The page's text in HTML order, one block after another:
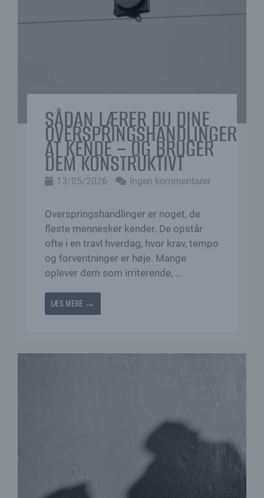
SÅDAN LÆRER DU DINE
OVERSPRINGSHANDLINGER
AT KENDE – OG BRUGER
DEM KONSTRUKTIVT
13/05/2026 Ingen kommentarer
Overspringshandlinger er noget, de
fleste mennesker kender. De opstår
ofte i en travl hverdag, hvor krav, tempo
og forventninger er høje. Mange
oplever dem som irriterende, ...
LÆS MERE →